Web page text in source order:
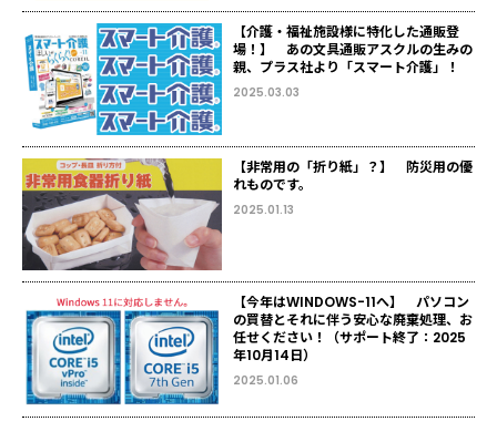
【介護・福祉施設様に特化した通販登
場！】 あの文具通販アスクルの生みの
親、プラス社より「スマート介護」！
2025.03.03
【非常用の「折り紙」？】 防災用の優
れものです。
2025.01.13
【今年はWINDOWS-11へ】 パソコン
の買替とそれに伴う安心な廃棄処理、お
任せください！（サポート終了：2025
年10月14日）
2025.01.06